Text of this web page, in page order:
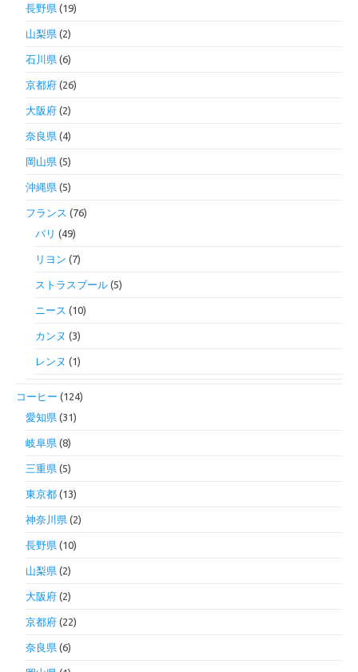
長野県 (19)
山梨県 (2)
石川県 (6)
京都府 (26)
大阪府 (2)
奈良県 (4)
岡山県 (5)
沖縄県 (5)
フランス (76)
パリ (49)
リヨン (7)
ストラスブール (5)
ニース (10)
カンヌ (3)
レンヌ (1)
コーヒー (124)
愛知県 (31)
岐阜県 (8)
三重県 (5)
東京都 (13)
神奈川県 (2)
長野県 (10)
山梨県 (2)
大阪府 (2)
京都府 (22)
奈良県 (6)